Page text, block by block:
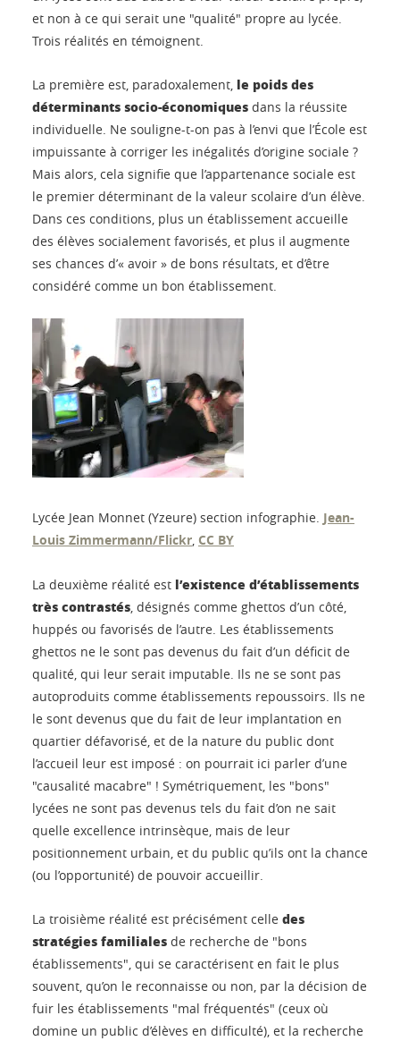
et non à ce qui serait une "qualité" propre au lycée.
Trois réalités en témoignent.
La première est, paradoxalement, le poids des
déterminants socio-économiques dans la réussite
individuelle. Ne souligne-t-on pas à l’envi que l’École est
impuissante à corriger les inégalités d’origine sociale ?
Mais alors, cela signifie que l’appartenance sociale est
le premier déterminant de la valeur scolaire d’un élève.
Dans ces conditions, plus un établissement accueille
des élèves socialement favorisés, et plus il augmente
ses chances d’« avoir » de bons résultats, et d’être
considéré comme un bon établissement.
Lycée Jean Monnet (Yzeure) section infographie. Jean-
Louis Zimmermann/Flickr, CC BY
La deuxième réalité est l’existence d’établissements
très contrastés, désignés comme ghettos d’un côté,
huppés ou favorisés de l’autre. Les établissements
ghettos ne le sont pas devenus du fait d’un déficit de
qualité, qui leur serait imputable. Ils ne se sont pas
autoproduits comme établissements repoussoirs. Ils ne
le sont devenus que du fait de leur implantation en
quartier défavorisé, et de la nature du public dont
l’accueil leur est imposé : on pourrait ici parler d’une
"causalité macabre" ! Symétriquement, les "bons"
lycées ne sont pas devenus tels du fait d’on ne sait
quelle excellence intrinsèque, mais de leur
positionnement urbain, et du public qu’ils ont la chance
(ou l’opportunité) de pouvoir accueillir.
La troisième réalité est précisément celle des
stratégies familiales de recherche de "bons
établissements", qui se caractérisent en fait le plus
souvent, qu’on le reconnaisse ou non, par la décision de
fuir les établissements "mal fréquentés" (ceux où
domine un public d’élèves en difficulté), et la recherche